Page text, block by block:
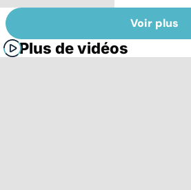
Voir plus
Plus de vidéos